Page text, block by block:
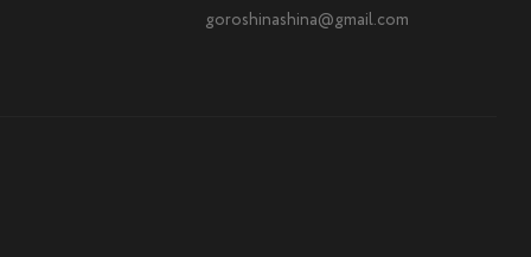
goroshinashina@gmail.com